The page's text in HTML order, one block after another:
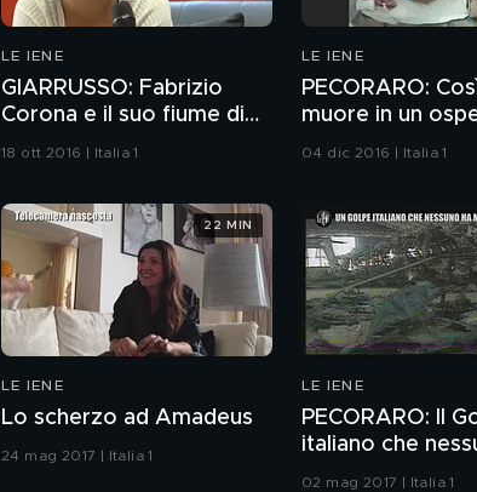
LE IENE
GIARRUSSO: Fabrizio
Corona e il suo fiume di
18 ott 2016 | Italia 1
LE IENE
PECORARO:
muore in un
04 dic 2016 | Italia 1
LE IENE
Lo scherzo ad Amadeus
24 mag 2017 | Italia 1
22 MIN
LE IENE
PECORARO: Il
italiano che
mai raccontato
02 mag 2017 | Italia 1